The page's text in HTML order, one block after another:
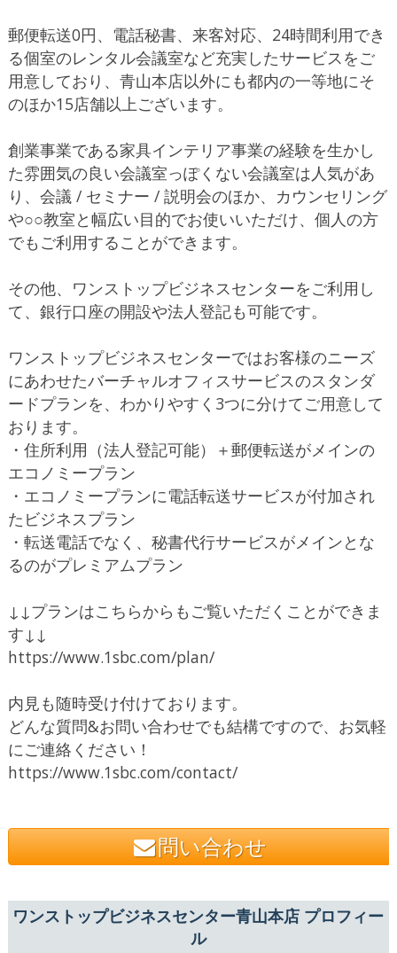
郵便転送0円、電話秘書、来客対応、24時間利用でき
る個室のレンタル会議室など充実したサービスをご
用意しており、青山本店以外にも都内の一等地にそ
のほか15店舗以上ございます。
創業事業である家具インテリア事業の経験を生かし
た雰囲気の良い会議室っぽくない会議室は人気があ
り、会議 / セミナー / 説明会のほか、カウンセリング
や○○教室と幅広い目的でお使いいただけ、個人の方
でもご利用することができます。
その他、ワンストップビジネスセンターをご利用し
て、銀行口座の開設や法人登記も可能です。
ワンストップビジネスセンターではお客様のニーズ
にあわせたバーチャルオフィスサービスのスタンダ
ードプランを、わかりやすく3つに分けてご用意して
おります。
・住所利用（法人登記可能）＋郵便転送がメインの
エコノミープラン
・エコノミープランに電話転送サービスが付加され
たビジネスプラン
・転送電話でなく、秘書代行サービスがメインとな
るのがプレミアムプラン
↓↓プランはこちらからもご覧いただくことができま
す↓↓
https://www.1sbc.com/plan/
内見も随時受け付けております。
どんな質問&お問い合わせでも結構ですので、お気軽
にご連絡ください！
https://www.1sbc.com/contact/
問い合わせ
ワンストップビジネスセンター青山本店 プロフィー
ル